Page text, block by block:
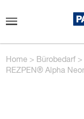
Home > Bürobedarf >
REZPEN® Alpha